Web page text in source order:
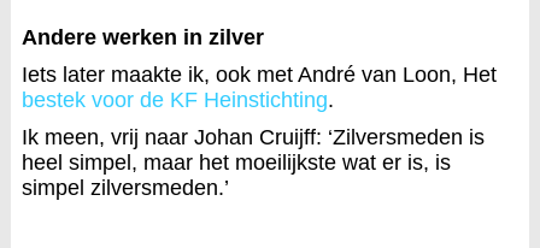
Andere werken in zilver
Iets later maakte ik, ook met André van Loon, Het
bestek voor de KF Heinstichting.
Ik meen, vrij naar Johan Cruijff: ‘Zilversmeden is
heel simpel, maar het moeilijkste wat er is, is
simpel zilversmeden.’